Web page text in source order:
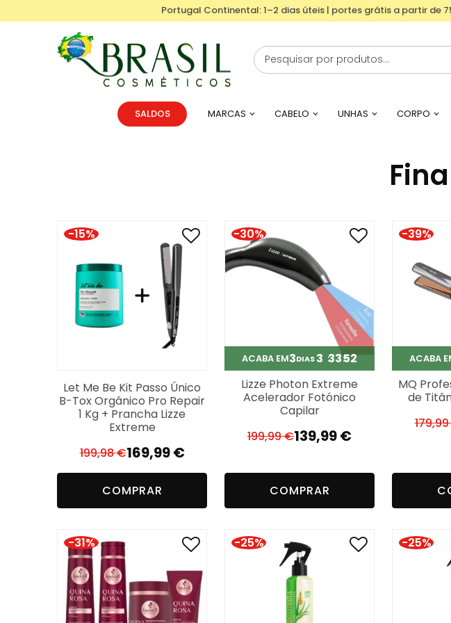
Portugal Continental: 1–2 dias úteis | portes grátis a partir de
SALDOS MARCAS CABELO UNHAS CORPO
-15%
Let Me Be Kit Passo Único
B-Tox Orgânico Pro Repair
1 Kg + Prancha Lizze
Extreme
199,98€ O
preço
original
era:
169,99€
O
preço
atual
é:
COMPRAR
-30%
ACABA EM3DIAS 3 3351
Lizze Photon Extreme
Acelerador Fotónico
Capilar
199,99€ O
original
era:
199,99 €.
139,99€
O
atual
é:
139,99 €.
COMPRAR
-39%
ACABA
MQ
de
179,99
-31% -25% -25%